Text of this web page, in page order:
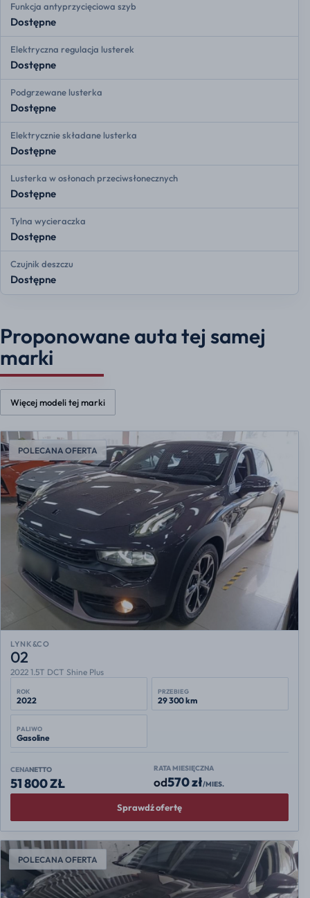
Funkcja antyprzycięciowa szyb
Dostępne
Elektryczna regulacja lusterek
Dostępne
Podgrzewane lusterka
Dostępne
Elektrycznie składane lusterka
Dostępne
Lusterka w osłonach przeciwsłonecznych
Dostępne
Tylna wycieraczka
Dostępne
Czujnik deszczu
Dostępne
Proponowane auta tej samej
marki
Więcej modeli tej marki
POLECANA OFERTA
LYNK&CO
02
2022 1.5T DCT Shine Plus
ROK
2022
PRZEBIEG
29 300 km
PALIWO
Gasoline
CENANETTO
51 800 ZŁ
RATA MIESIĘCZNA
od570 zł/MIES.
Sprawdź ofertę
POLECANA OFERTA